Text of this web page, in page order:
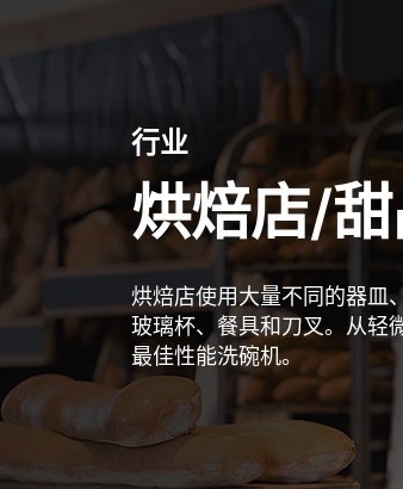
行业
烘焙店/
烘焙店使用大量不同的器皿
玻璃杯、餐具和刀叉。从轻
最佳性能洗碗机。